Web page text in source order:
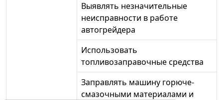
Выявлять незначительные
неисправности в работе
автогрейдера
Использовать
топливозаправочные средства
Заправлять машину горюче-
смазочными материалами и